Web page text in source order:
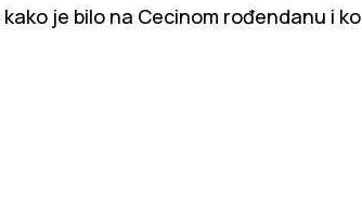
je bilo na Cecinom rođendanu i ko